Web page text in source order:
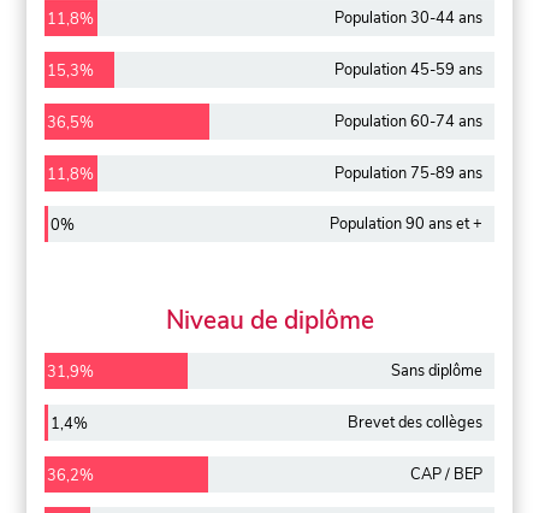
11,8% Population 30-44 ans
15,3% Population 45-59 ans
36,5% Population 60-74 ans
11,8% Population 75-89 ans
0% Population 90 ans et +
Niveau de diplôme
31,9% Sans diplôme
1,4% Brevet des collèges
36,2% CAP / BEP